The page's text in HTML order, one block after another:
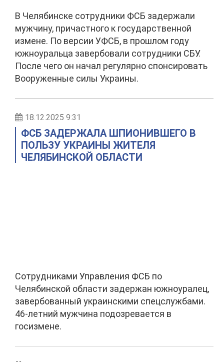
В Челябинске сотрудники ФСБ задержали
мужчину, причастного к государственной
измене. По версии УФСБ, в прошлом году
южноуральца завербовали сотрудники СБУ.
После чего он начал регулярно спонсировать
Вооруженные силы Украины.
18.12.2025 9:31
ФСБ ЗАДЕРЖАЛА ШПИОНИВШЕГО В
ПОЛЬЗУ УКРАИНЫ ЖИТЕЛЯ
ЧЕЛЯБИНСКОЙ ОБЛАСТИ
Сотрудниками Управления ФСБ по
Челябинской области задержан южноуралец,
завербованный украинскими спецслужбами.
46-летний мужчина подозревается в
госизмене.